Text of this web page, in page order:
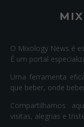
O Mixology News é
É um portal
Uma ferramenta
que beber, onde
Compartilhamos
visitas, alegrias e